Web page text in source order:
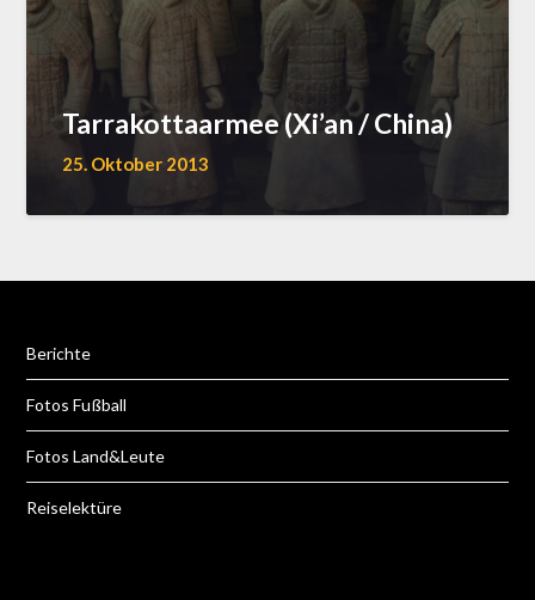
Tarrakottaarmee (Xi’an / China)
25. Oktober 2013
Berichte
Fotos Fußball
Fotos Land&Leute
Reiselektüre